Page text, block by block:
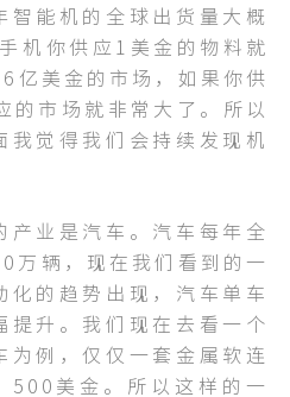
智能机的全球出货量大概
机你供应1美金的物料就
亿美金的市场，如果你供
的市场就非常大了。所以
我觉得我们会持续发现机
产业是汽车。汽车每年全
万辆，现在我们看到的一
化的趋势出现，汽车单车
提升。我们现在去看一个
为例，仅仅一套金属软连
500美金。所以这样的一